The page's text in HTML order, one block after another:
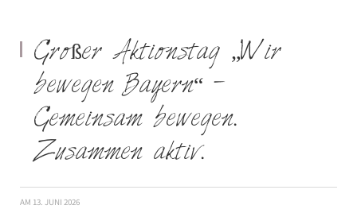
Großer Aktionstag „Wir
bewegen Bayern“ –
Gemeinsam bewegen.
Zusammen aktiv.
AM 13. JUNI 2026